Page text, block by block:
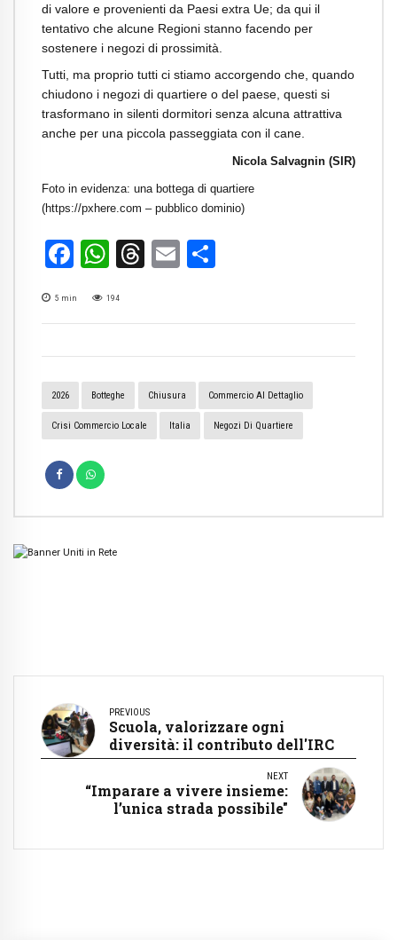
di valore e provenienti da Paesi extra Ue; da qui il
tentativo che alcune Regioni stanno facendo per
sostenere i negozi di prossimità.
Tutti, ma proprio tutti ci stiamo accorgendo che, quando
chiudono i negozi di quartiere o del paese, questi si
trasformano in silenti dormitori senza alcuna attrattiva
anche per una piccola passeggiata con il cane.
Nicola Salvagnin (SIR)
Foto in evidenza: una bottega di quartiere
(https://pxhere.com – pubblico dominio)
Facebook
WhatsApp
Threads
Email
5 min 194
2026 Botteghe Chiusura Commercio Al Dettaglio
Crisi Commercio Locale Italia Negozi Di Quartiere
PREVIOUS
Scuola, valorizzare ogni
diversità: il contributo dell'IRC
NEXT
“Imparare a vivere insieme:
l’unica strada possibile"